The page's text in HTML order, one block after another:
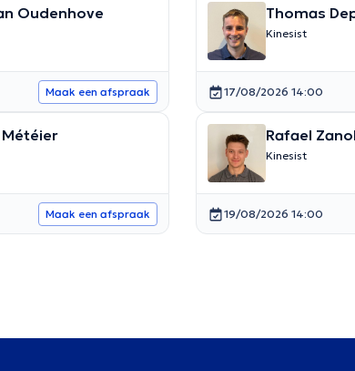
Oudenhove
Maak een afspraak
Thomas
Kinesist
17/08/2026 14:00
Maak een afspraak
Rafael
Kinesist
19/08/2026 14:00